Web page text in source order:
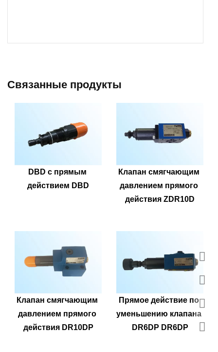
Связанные продукты
DBD с прямым
действием DBD
Клапан смягчающим
давлением прямого
действия ZDR10D
Клапан смягчающим
давлением прямого
действия DR10DP
Прямое действие по
уменьшению клапана
DR6DP DR6DP